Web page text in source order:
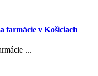
farmácie v Košiciach
...